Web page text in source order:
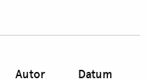
Autor Datum